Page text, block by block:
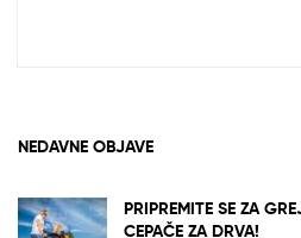
NEDAVNE OBJAVE
PRIPREMITE SE ZA
CEPAČE ZA DRVA!